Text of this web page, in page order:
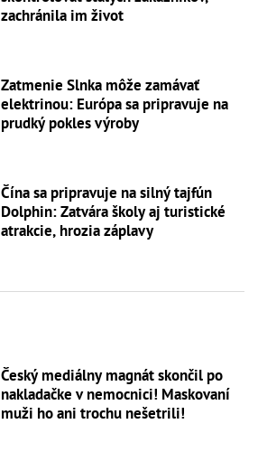
zachránila im život
Zatmenie Slnka môže zamávať
elektrinou: Európa sa pripravuje na
prudký pokles výroby
Čína sa pripravuje na silný tajfún
Dolphin: Zatvára školy aj turistické
atrakcie, hrozia záplavy
Český mediálny magnát skončil po
nakladačke v nemocnici! Maskovaní
muži ho ani trochu nešetrili!